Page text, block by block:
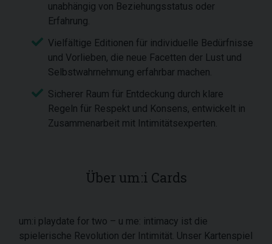
unabhängig von Beziehungsstatus oder
Erfahrung.
Vielfältige Editionen für individuelle Bedürfnisse
und Vorlieben, die neue Facetten der Lust und
Selbstwahrnehmung erfahrbar machen.
Sicherer Raum für Entdeckung durch klare
Regeln für Respekt und Konsens, entwickelt in
Zusammenarbeit mit Intimitätsexperten.
Über um:i Cards
um:i playdate for two – u me: intimacy ist die
spielerische Revolution der Intimität. Unser Kartenspiel